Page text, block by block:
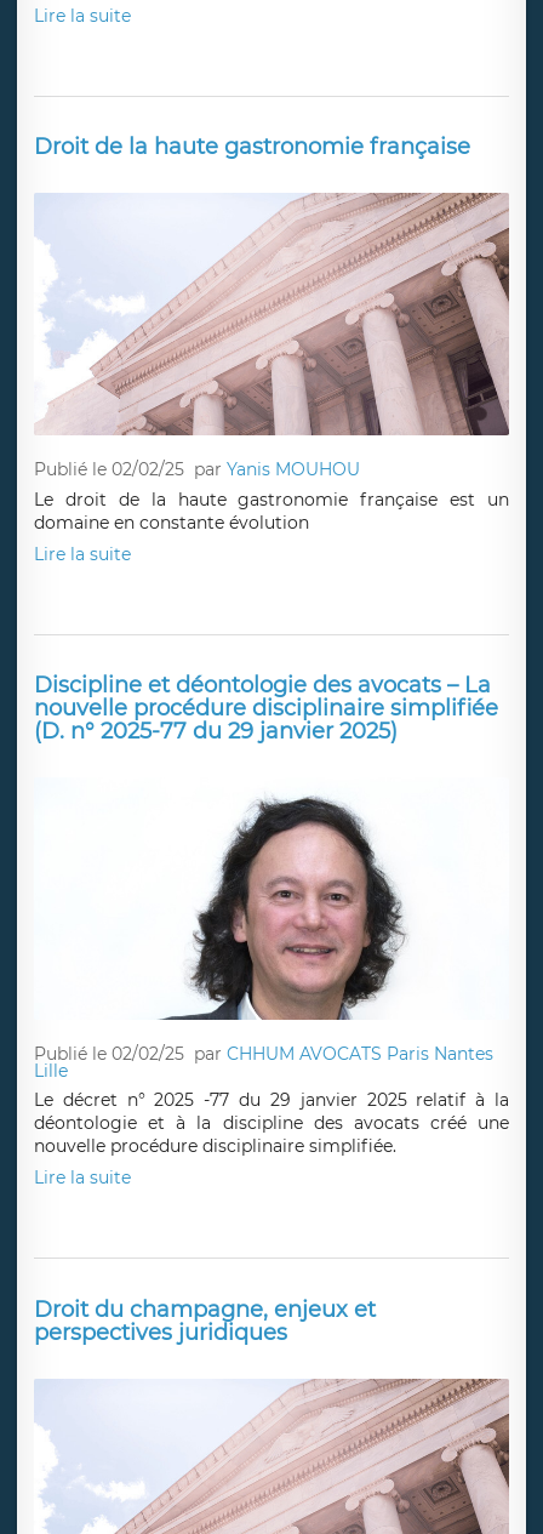
Lire la suite
Droit de la haute gastronomie française
Publié le 02/02/25 parYanis MOUHOU
Le droit de la haute gastronomie française est un
domaine en constante évolution
Lire la suite
Discipline et déontologie des avocats – La
nouvelle procédure disciplinaire simplifiée
(D. n° 2025-77 du 29 janvier 2025)
Publié le 02/02/25 parCHHUM AVOCATS Paris Nantes
Lille
Le décret n° 2025 -77 du 29 janvier 2025 relatif à la
déontologie et à la discipline des avocats créé une
nouvelle procédure disciplinaire simplifiée.
Lire la suite
Droit du champagne, enjeux et
perspectives juridiques